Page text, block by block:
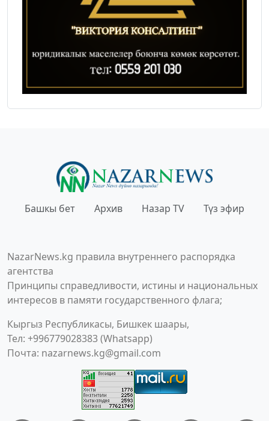
Башкы бет Архив Назар TV Түз эфир
NazarNews.kg правила внутреннего распорядка
агентства
Принципы справедливости, истины и национальных
интересов в памяти государственного флага;
Кыргыз Республикасы, Бишкек шаары,
Тел: +996779028383 (Whatsapp)
Почта: nazarnews.kg@gmail.com